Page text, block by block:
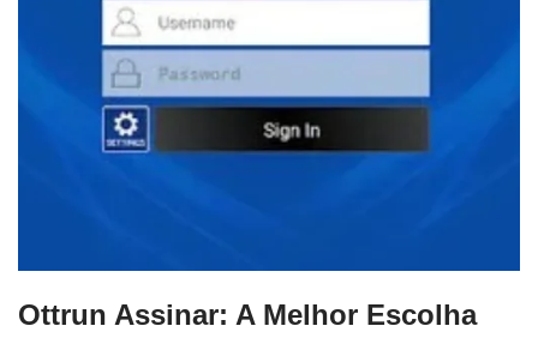
Ottrun Assinar: A Melhor Escolha